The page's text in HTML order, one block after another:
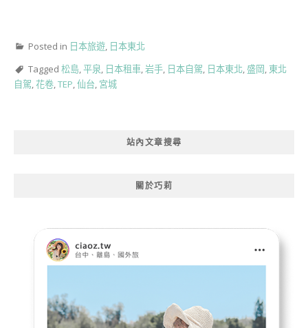
Posted in 日本旅遊, 日本東北
Tagged 松島,平泉, 日本租車,岩手, 日本自駕, 日本東北,盛岡, 東北
自駕,花卷,TEP,仙台, 宮城
站內文章搜尋
關於巧莉